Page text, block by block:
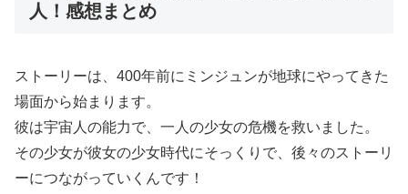
人！感想まとめ
ストーリーは、400年前にミンジュンが地球にやってきた
場面から始まります。
彼は宇宙人の能力で、一人の少女の危機を救いました。
その少女が彼女の少女時代にそっくりで、後々のストーリ
ーにつながっていくんです！